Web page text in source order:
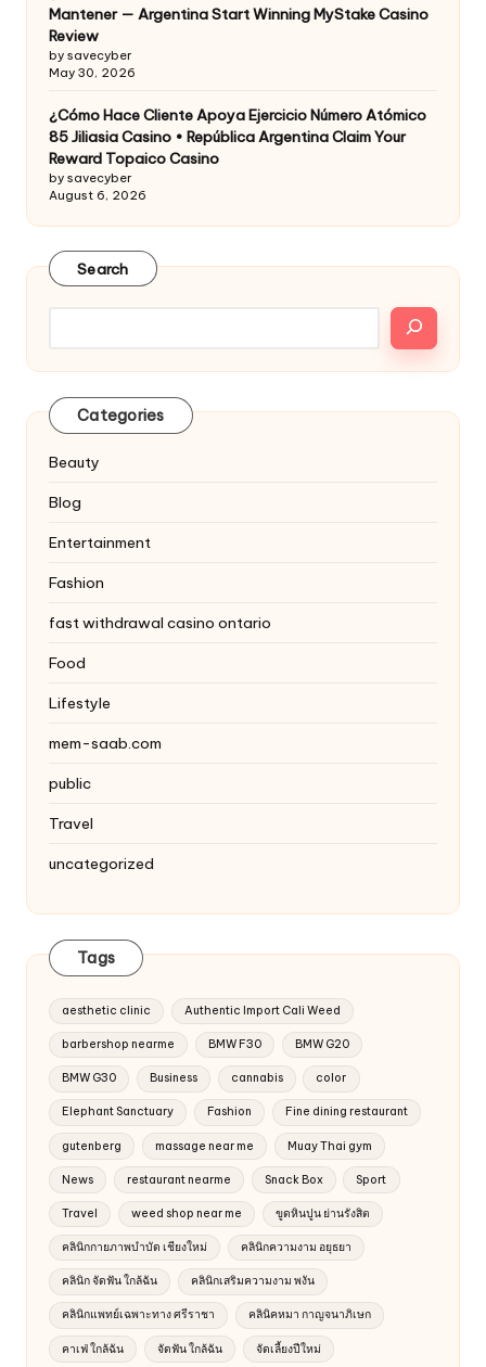
Mantener — Argentina Start Winning MyStake Casino
Review
by savecyber
May 30, 2026
¿Cómo Hace Cliente Apoya Ejercicio Número Atómico
85 Jiliasia Casino • República Argentina Claim Your
Reward Topaico Casino
by savecyber
August 6, 2026
Search
Categories
Beauty
Blog
Entertainment
Fashion
fast withdrawal casino ontario
Food
Lifestyle
mem-saab.com
public
Travel
uncategorized
Tags
aesthetic clinic Authentic Import Cali Weed
barbershop nearme BMW F30 BMW G20
BMW G30 Business cannabis color
Elephant Sanctuary Fashion Fine dining restaurant
gutenberg massage near me Muay Thai gym
News restaurant nearme Snack Box Sport
Travel weed shop near me ขูดหินปูน ย่านรังสิต
คลินิกกายภาพบำบัด เชียงใหม่ คลินิกความงาม อยุธยา
คลินิก จัดฟัน ใกล้ฉัน คลินิกเสริมความงาม พงัน
คลินิกแพทย์เฉพาะทาง ศรีราชา คลินิคหมา กาญจนาภิเษก
คาเฟ่ ใกล้ฉัน จัดฟัน ใกล้ฉัน จัดเลี้ยงปีใหม่